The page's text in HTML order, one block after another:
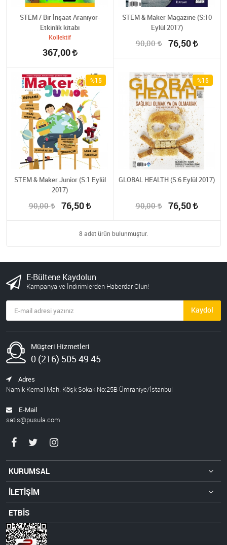
STEM / Bir İnşaat Aranıyor-
Etkinlik kitabı
Kollektif
367,00
STEM & Maker Magazine (S:10
Eylül 2017)
90,00 76,50
STEM & Maker Junior (S:1 Eylül
2017)
90,00 76,50
%15
GLOBAL HEALTH (S:6 Eylül 2017)
90,00 76,50
%15
8 adet ürün bulunmuştur.
E-Bültene Kaydolun
Kampanya ve İndirimlerden Haberdar Olun!
Kaydol
Müşteri Hizmetleri
0 (216) 505 49 45
Adres
Namık Kemal Mah. Köşk Sokak No:25B Ümraniye/İstanbul
E-Mail
satis@pusula.com
KURUMSAL
İLETİŞİM
ETBİS